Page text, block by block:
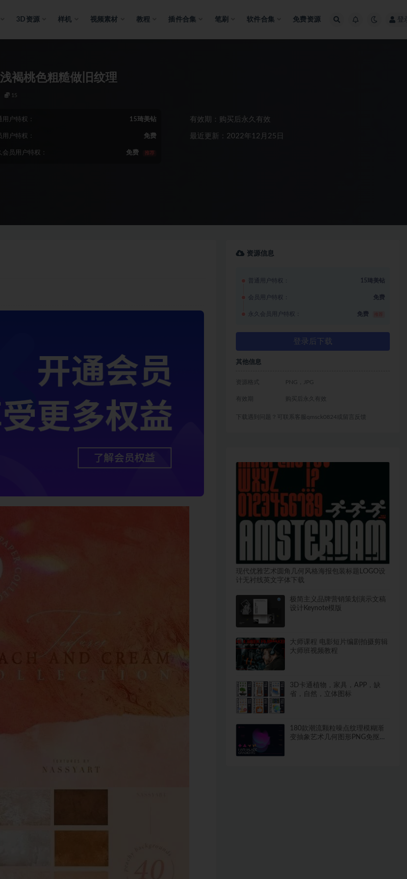
3D资源 样机 视频素材 教程 插件合集 笔刷 软件合集 免费资源 登
褐桃色粗糙做旧纹理
15
用户特权： 15琦美钻
用户特权： 免费
会员用户特权： 免费 推荐
有效期：购买后永久有效
最近更新：2022年12月25日
资源信息
普通用户特权： 15琦美钻
会员用户特权： 免费
永久会员用户特权： 免费
登录后下载
其他信息
资源格式 PNG，JPG
有效期 购买后永久有效
下载遇到问题？可联系客服qmsck0824或留言反馈
现代优雅艺术圆角几何风格海报包装标题LOGO设
计无衬线英文字体下载
极简主义品牌营销策划演示文稿
设计Keynote模版
大师课程 电影短片编剧拍摄剪辑
大师班视频教程
3D卡通植物，家具，APP，缺
省，自然，立体图标
180款潮流颗粒噪点纹理模糊渐
变抽象艺术几何图形PNG免抠背